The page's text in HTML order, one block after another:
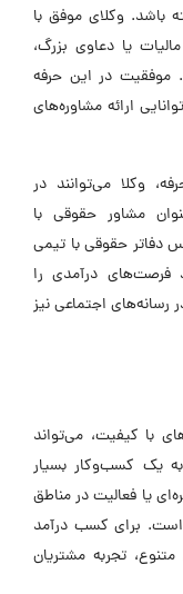
باشد. وکلای موفق با
یا دعاوی بزرگ،
موفقیت در این حرفه
ارائه مشاوره‌های
وکلا می‌توانند در
مشاور حقوقی با
دفاتر حقوقی با تیمی
فرصت‌های درآمدی را
اجتماعی نیز
با کیفیت، می‌تواند
یک کسب‌وکار بسیار
یا فعالیت در مناطق
است. برای کسب درآمد
تجربه مشتریان